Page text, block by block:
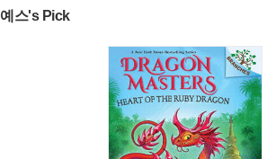
예스's Pick